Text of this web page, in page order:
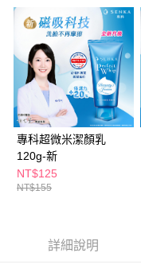
購買商品的店家。未經商家
後付繳納相關費用。
※ 交易是否成功請以「
是否繳費成功／繳費後需取
客戶支援中心」 https://
【注意事項】
１．透過由恩沛科技股份有
易，需依本服務之必要範圍
權轉讓予恩沛科技股份有限
２．關於個人資料處理事宜
https://aftee.tw/terms/#terms3
３．未成年的使用者請事先
時審查核予不同之上限額度
每筆NT$65，滿NT$490(
付款後萊爾富取貨
每筆NT$65，滿
7-11取貨付款
每筆NT$65，滿NT$490(
付款後7-11取貨
每筆NT$65，滿NT$490(
付款後寶雅門市自取(由
專科超微米潔顏乳
120g-新
NT$125
NT$155
詳細說明